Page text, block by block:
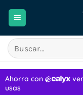
Buscar
por: